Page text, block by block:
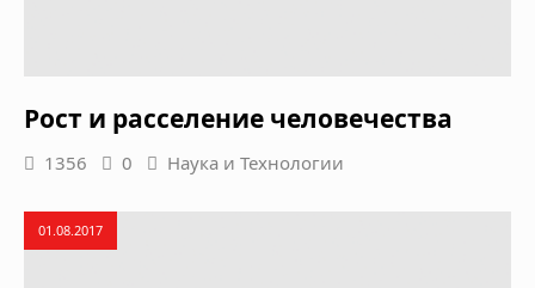
Рост и расселение человечества
1356 0 Наука и Технологии
01.08.2017